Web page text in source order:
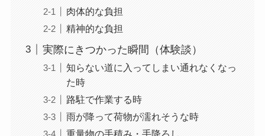
肉体的な負担
精神的な負担
実際にきつかった瞬間（体験談）
知らない道に入ってしまい通れなくなっ
た時
路駐で作業する時
雨が降って荷物が濡れそうな時
重量物の手積み・手降ろし